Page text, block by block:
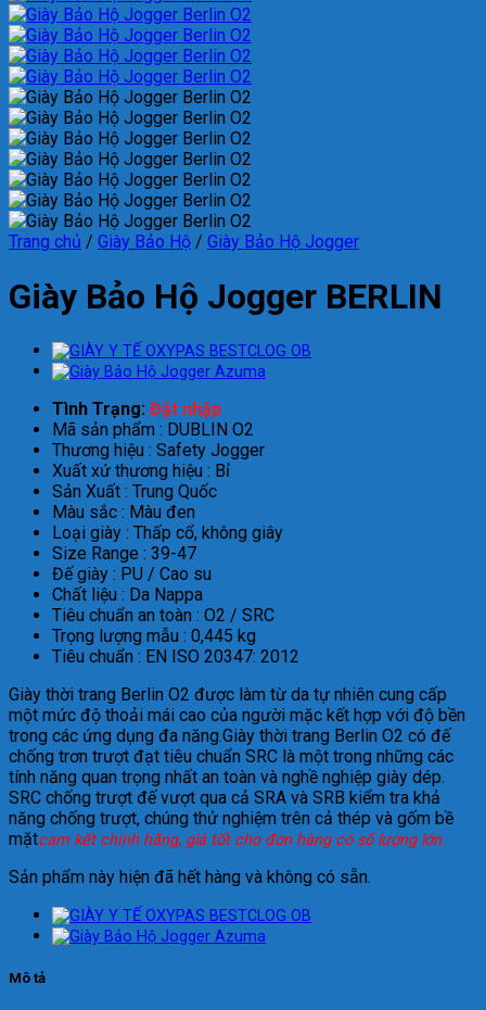
Trang chủ / Giày Bảo Hộ / Giày Bảo Hộ Jogger
Giày Bảo Hộ Jogger BERLIN
Tình Trạng: Đặt nhập
Mã sản phẩm : DUBLIN O2
Thương hiệu : Safety Jogger
Xuất xứ thương hiệu : Bỉ
Sản Xuất : Trung Quốc
Màu sắc : Màu đen
Loại giày : Thấp cổ, không giây
Size Range : 39-47
Đế giày : PU / Cao su
Chất liệu : Da Nappa
Tiêu chuẩn an toàn : O2 / SRC
Trọng lượng mẫu : 0,445 kg
Tiêu chuẩn : EN ISO 20347: 2012
Giày thời trang Berlin O2 được làm từ da tự nhiên cung cấp
một mức độ thoải mái cao của người mặc kết hợp với độ bền
trong các ứng dụng đa năng.Giày thời trang Berlin O2 có đế
chống trơn trượt đạt tiêu chuẩn SRC là một trong những các
tính năng quan trọng nhất an toàn và nghề nghiệp giày dép.
SRC chống trượt đế vượt qua cả SRA và SRB kiểm tra khả
năng chống trượt, chúng thử nghiệm trên cả thép và gốm bề
mặtcam kết chính hãng, giá tốt cho đơn hàng có số lượng lớn.
Sản phẩm này hiện đã hết hàng và không có sẵn.
Mô tả